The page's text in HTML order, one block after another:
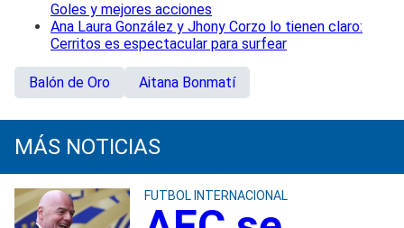
Goles y mejores acciones
Ana Laura González y Jhony Corzo lo tienen claro:
Cerritos es espectacular para surfear
Balón de Oro Aitana Bonmatí
MÁS NOTICIAS
FUTBOL INTERNACIONAL